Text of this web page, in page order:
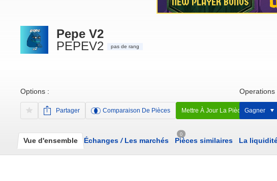
Pepe V2
PEPEV2
pas de rang
Options :
Partager Comparaison De Pièces Mettre À Jour La Pièce
Operations
Gagner
Vue d'ensemble Échanges /Les marchés
0
Pièces similaires La